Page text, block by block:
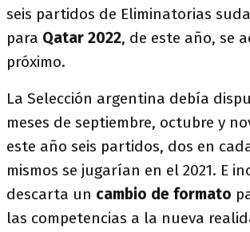
seis partidos de Eliminatorias
para Qatar 2022, de este año, se
próximo.
La Selección argentina debía
meses de septiembre, octubre y
este año seis partidos, dos en
mismos se jugarían en el 2021. E
descarta un cambio de formato
las competencias a la nueva